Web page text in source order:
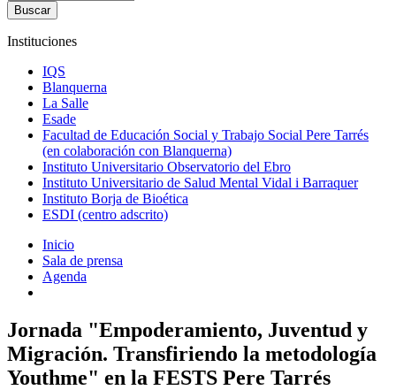
Instituciones
IQS
Blanquerna
La Salle
Esade
Facultad de Educación Social y Trabajo Social Pere Tarrés
(en colaboración con Blanquerna)
Instituto Universitario Observatorio del Ebro
Instituto Universitario de Salud Mental Vidal i Barraquer
Instituto Borja de Bioética
ESDI (centro adscrito)
Inicio
Sala de prensa
Agenda
Jornada "Empoderamiento, Juventud y
Migración. Transfiriendo la metodología
Youthme" en la FESTS Pere Tarrés